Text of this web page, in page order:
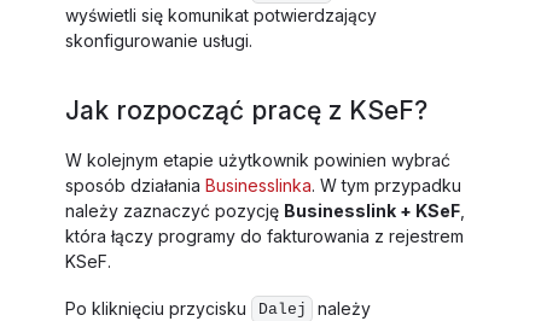
wyświetli się komunikat potwierdzający
skonfigurowanie usługi.
Jak rozpocząć pracę z KSeF?
W kolejnym etapie użytkownik powinien wybrać
sposób działania Businesslinka. W tym przypadku
należy zaznaczyć pozycję Businesslink + KSeF
która łączy programy do fakturowania z rejestrem
KSeF.
Po kliknięciu przycisku Dalej
należy